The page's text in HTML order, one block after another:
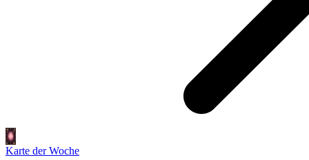
Karte der Woche